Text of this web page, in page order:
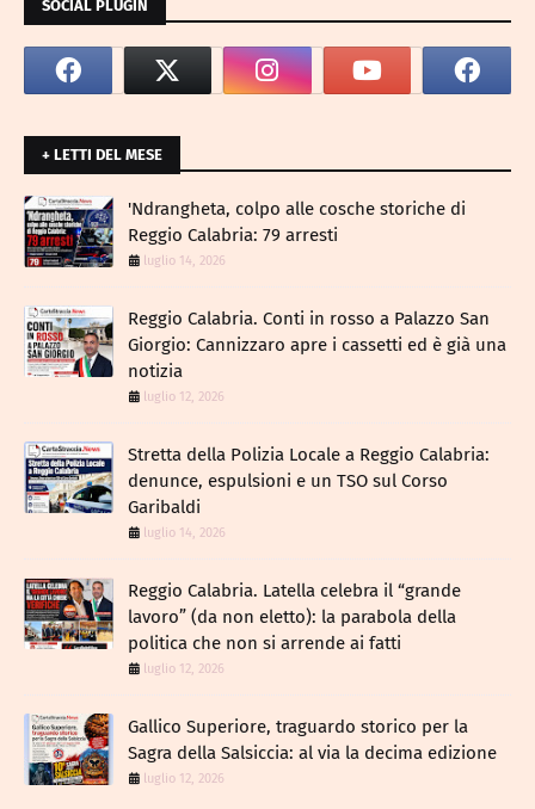
SOCIAL PLUGIN
+ LETTI DEL MESE
​'Ndrangheta, colpo alle cosche storiche di
Reggio Calabria: 79 arresti
luglio 14, 2026
Reggio Calabria. Conti in rosso a Palazzo San
Giorgio: Cannizzaro apre i cassetti ed è già una
notizia
luglio 12, 2026
​Stretta della Polizia Locale a Reggio Calabria:
denunce, espulsioni e un TSO sul Corso
Garibaldi
luglio 14, 2026
Reggio Calabria. Latella celebra il “grande
lavoro” (da non eletto): la parabola della
politica che non si arrende ai fatti
luglio 12, 2026
Gallico Superiore, traguardo storico per la
Sagra della Salsiccia: al via la decima edizione
luglio 12, 2026